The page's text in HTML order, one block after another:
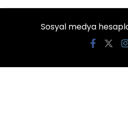
Sosyal medya